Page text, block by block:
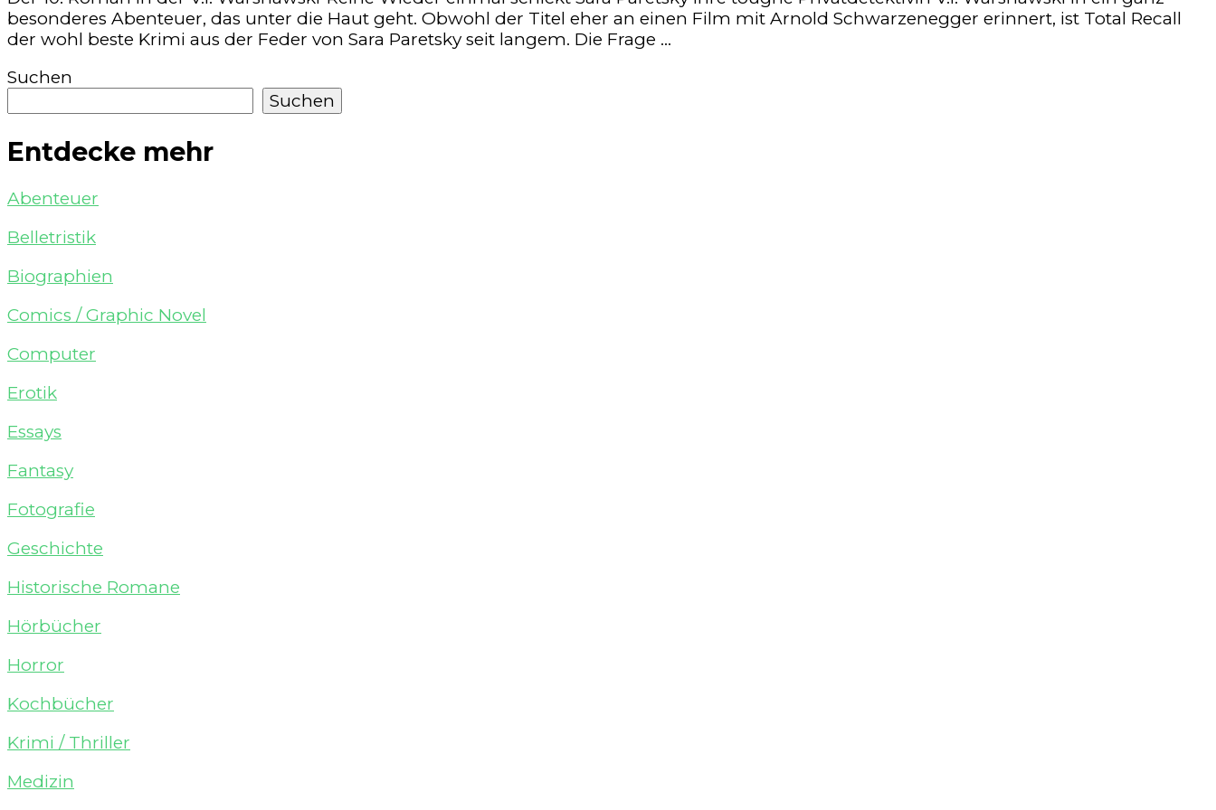
besonderes Abenteuer, das unter die Haut geht. Obwohl der Titel eher an einen Film mit Arnold Schwarzenegger erinnert, ist Total Recall
der wohl beste Krimi aus der Feder von Sara Paretsky seit langem. Die Frage …
Suchen
Suchen
Entdecke mehr
Abenteuer
Belletristik
Biographien
Comics / Graphic Novel
Computer
Erotik
Essays
Fantasy
Fotografie
Geschichte
Historische Romane
Hörbücher
Horror
Kochbücher
Krimi / Thriller
Medizin